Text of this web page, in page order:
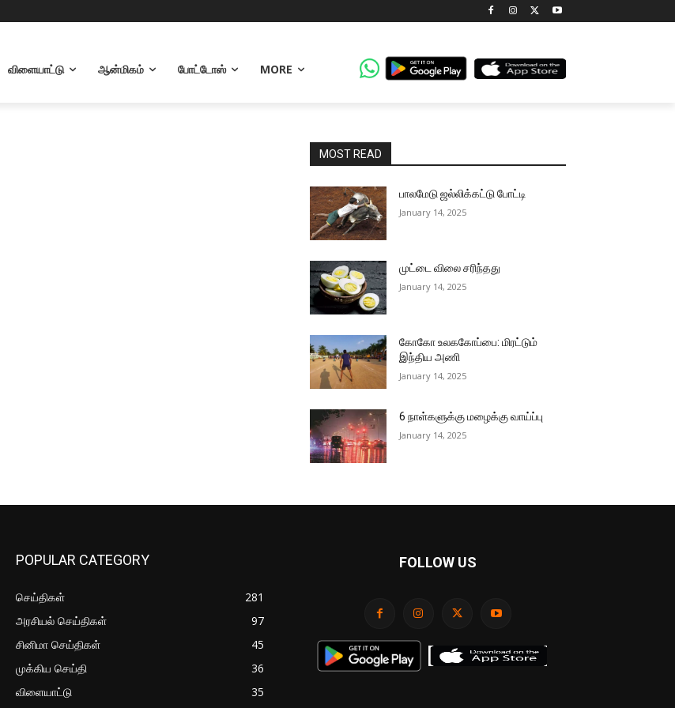
விளையாட்டு ஆன்மிகம் போட்டோஸ் MORE
MOST READ
பாலமேடு ஜல்லிக்கட்டு போட்டி
January 14, 2025
முட்டை விலை சரிந்தது
January 14, 2025
கோகோ உலககோப்பை: மிரட்டும்
இந்திய அணி
January 14, 2025
6 நாள்களுக்கு மழைக்கு வாய்ப்பு
January 14, 2025
POPULAR CATEGORY
செய்திகள்
281
அரசியல் செய்திகள்
97
சினிமா செய்திகள்
45
முக்கிய செய்தி
36
விளையாட்டு
35
FOLLOW US